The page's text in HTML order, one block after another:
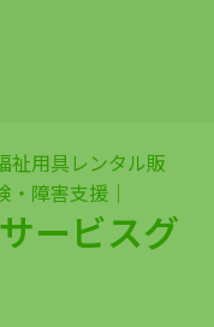
祉用具レンタル販
障害支援｜
ービスグ